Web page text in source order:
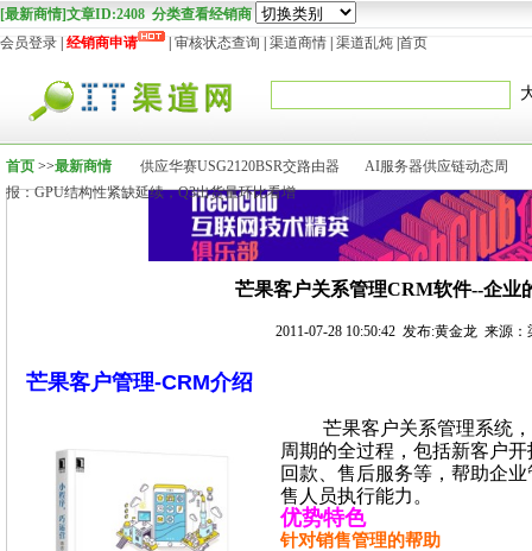
[最新商情]文章ID:2408 分类查看经销商
会员登录 经销商申请 审核状态查询 渠道商情 渠道乱炖 首页
首页 >>最新商情 供应华赛USG2120BSR交路由器
AI服务器供应链动态周
报：GPU结构性紧缺延续，Q3出货量环比看增
芒果客户关系管理CRM软件--企业
2011-07-28 10:50:42 发布:黄金龙 来源：
芒果客户管理-CRM介绍
芒果客户关系管理系统，
周期的全过程，包括新客户
回款、售后服务等，帮助企
售人员执行能力。
优势特色
针对销售管理的帮助